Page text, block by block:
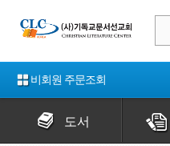
비회원 주문조회
도서